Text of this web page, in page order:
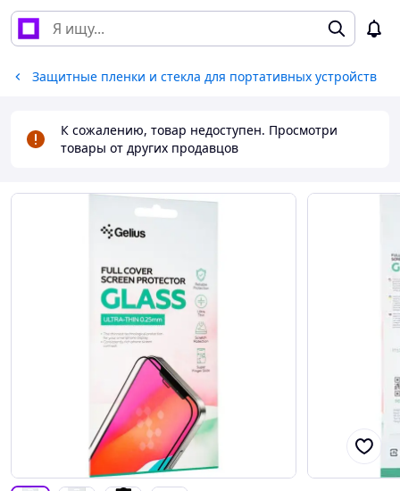
Защитные пленки и стекла для портативных устройств
К сожалению, товар недоступен. Просмотри
товары от других продавцов